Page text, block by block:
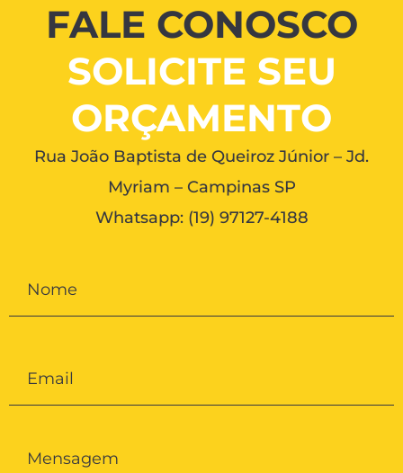
FALE CONOSCO
SOLICITE SEU
ORÇAMENTO
Rua João Baptista de Queiroz Júnior – Jd.
Myriam – Campinas SP
Whatsapp: (19) 97127-4188